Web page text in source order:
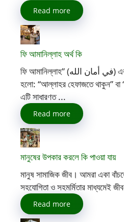
Read more
ফি আমানিল্লাহ অর্থ কি
ফি আমানিল্লাহ” (في أمان الله) একটি আরবি বাক্যাংশ। এর অর্থ
হলো: “আল্লাহর হেফাজতে থাকুন” বা
এটি সাধারণত ...
Read more
মানুষের উপকার করলে কি পাওয়া যায়
মানুষ সামাজিক জীব। আমরা একা
সহযোগিতা ও সহমর্মিতার মাধ্যমেই
Read more